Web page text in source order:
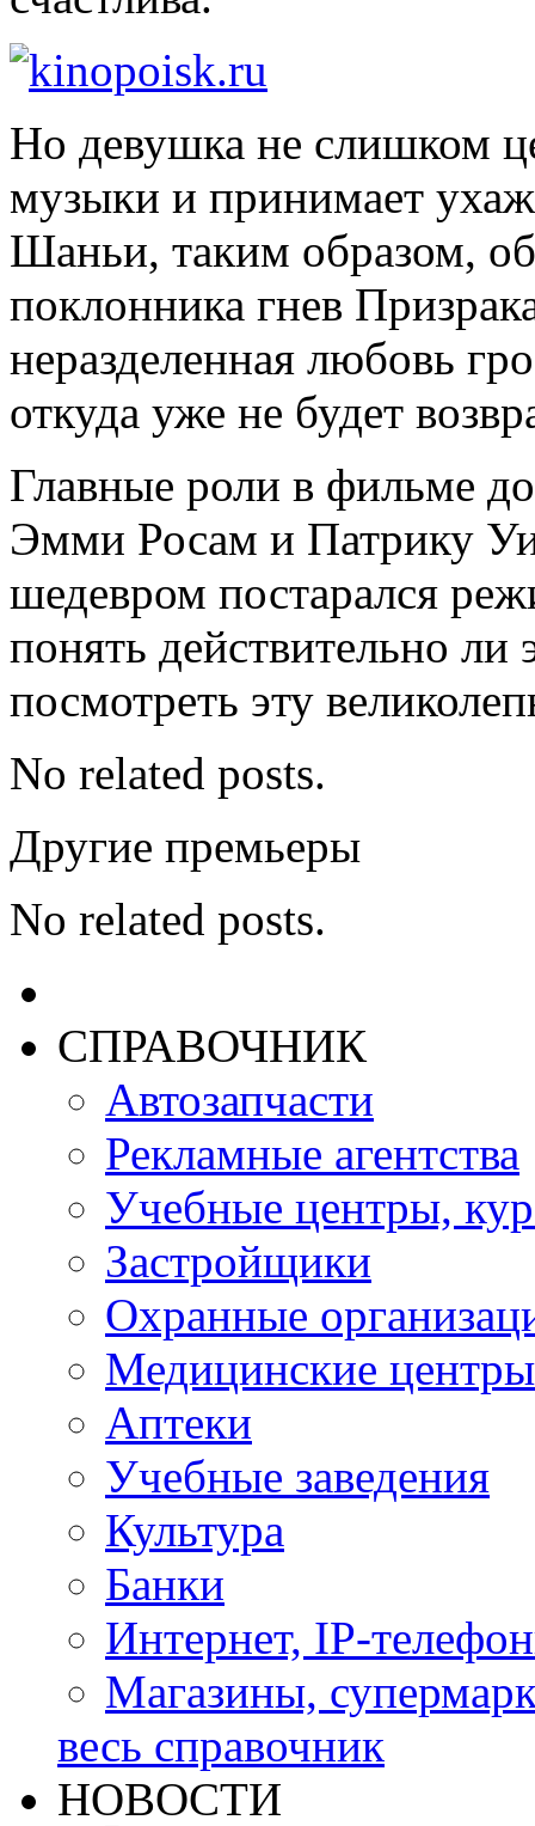
Но девушка не слишком
музыки и принимает
Шаньи, таким образом,
поклонника гнев
неразделенная любовь
откуда уже не будет
Главные роли в фильме
Эмми Росам и Патрику
шедевром постарался
понять действительно ли
посмотреть эту
No related posts.
Другие премьеры
No related posts.
СПРАВОЧНИК
Автозапчасти
Рекламные агентства
Учебные центры,
Застройщики
Охранные
Медицинские центры
Аптеки
Учебные заведения
Культура
Банки
Интернет, IP-
Магазины,
весь справочник
НОВОСТИ